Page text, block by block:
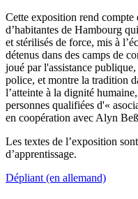
Cette exposition rend compte
d’habitantes de Hambourg
et stérilisés de force, mis à
détenus dans des camps de
joué par l'assistance
police, et montre la tradition
l’atteinte à la dignité
personnes qualifiées d'«
en coopération avec Alyn
Les textes de l’exposition
d’apprentissage.
Dépliant (en allemand)